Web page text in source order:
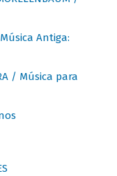
Música Antiga:
/ Música para